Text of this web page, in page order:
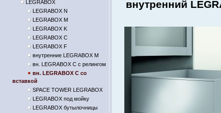
LEGRABOX
LEGRABOX N
LEGRABOX M
LEGRABOX K
LEGRABOX C
LEGRABOX F
внутренние LEGRABOX M
вн. LEGRABOX C с релингом
вн. LEGRABOX C со
вставкой
SPACE TOWER LEGRABOX
LEGRABOX под мойку
LEGRABOX бутылочницы
внутренний